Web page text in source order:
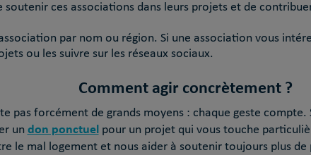
soutenir ces associations dans leurs projets et de
par nom ou région. Si une association vous
ou les suivre sur les réseaux sociaux.
Comment agir concrètement ?
pas forcément de grands moyens : chaque geste compte.
un don ponctuelpour un projet qui vous touche
le mal logement et nous aider à soutenir toujours plus